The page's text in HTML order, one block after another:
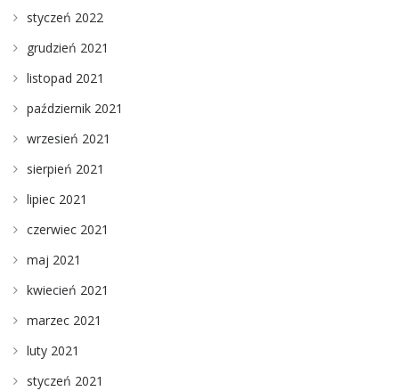
styczeń 2022
grudzień 2021
listopad 2021
październik 2021
wrzesień 2021
sierpień 2021
lipiec 2021
czerwiec 2021
maj 2021
kwiecień 2021
marzec 2021
luty 2021
styczeń 2021